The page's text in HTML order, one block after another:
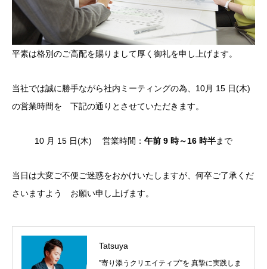
平素は格別のご高配を賜りまして厚く御礼を申し上げます。
当社では誠に勝手ながら社内ミーティングの為、10月 15 日(木)
の営業時間を 下記の通りとさせていただきます。
10 月 15 日(木) 営業時間： 午前 9 時～16 時半まで
当日は大変ご不便ご迷惑をおかけいたしますが、何卒ご了承くだ
さいますよう お願い申し上げます。
Tatsuya
”寄り添うクリエイティブ”を 真摯に実践しま